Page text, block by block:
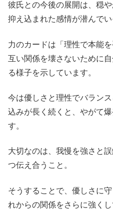
彼氏との今後の展開は、穏
抑え込まれた感情が潜んでい
力のカードは「理性で本能
互い関係を壊さないために
る様子を示しています。
今は優しさと理性でバラン
込みが長く続くと、やがて
す。
大切なのは、我慢を強さと
つ伝え合うこと。
そうすることで、優しさに
れからの関係をさらに強くし